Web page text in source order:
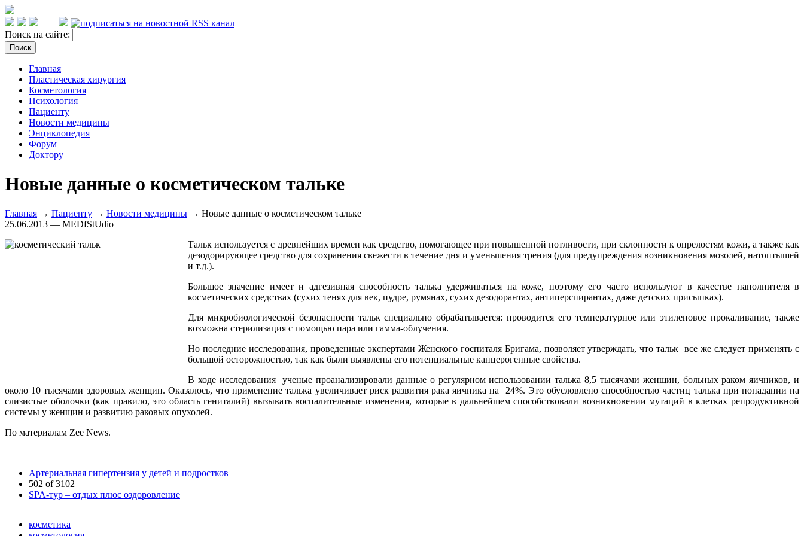
Поиск на сайте:
Главная
Пластическая хирургия
Косметология
Психология
Пациенту
Новости медицины
Энциклопедия
Форум
Доктору
Новые данные о косметическом тальке
Главная → Пациенту → Новости медицины → Новые данные о косметическом тальке
25.06.2013 — MEDfStUdio
Тальк используется с древнейших времен как средство, помогающее при повышенной потливости, при склонности к опрелостям кожи, а также как
дезодорирующее средство для сохранения свежести в течение дня и уменьшения трения (для предупреждения возникновения мозолей, натоптышей
и т.д.).
Большое значение имеет и адгезивная способность талька удерживаться на коже, поэтому его часто используют в качестве наполнителя в
косметических средствах (сухих тенях для век, пудре, румянах, сухих дезодорантах, антиперспирантах, даже детских присыпках).
Для микробиологической безопасности тальк специально обрабатывается: проводится его температурное или этиленовое прокаливание, также
возможна стерилизация с помощью пара или гамма-облучения.
Но последние исследования, проведенные экспертами Женского госпиталя Бригама, позволяет утверждать, что тальк все же следует применять с
большой осторожностью, так как были выявлены его потенциальные канцерогенные свойства.
В ходе исследования ученые проанализировали данные о регулярном использовании талька 8,5 тысячами женщин, больных раком яичников, и
около 10 тысячами здоровых женщин. Оказалось, что применение талька увеличивает риск развития рака яичника на 24%. Это обусловлено способностью частиц талька при попадании на
слизистые оболочки (как правило, это область гениталий) вызывать воспалительные изменения, которые в дальнейшем способствовали возникновении мутаций в клетках репродуктивной
системы у женщин и развитию раковых опухолей.
По материалам Zee News.
Артериальная гипертензия у детей и подростков
502 of 3102
SPA-тур – отдых плюс оздоровление
косметика